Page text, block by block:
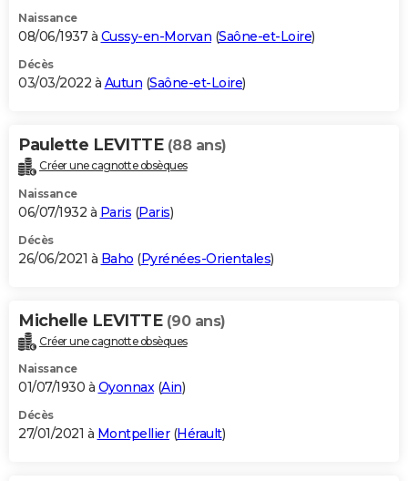
Naissance
08/06/1937 à Cussy-en-Morvan (Saône-et-Loire)
Décès
03/03/2022 à Autun (Saône-et-Loire)
Paulette LEVITTE (88 ans)
Créer une cagnotte obsèques
Naissance
06/07/1932 à Paris (Paris)
Décès
26/06/2021 à Baho (Pyrénées-Orientales)
Michelle LEVITTE (90 ans)
Créer une cagnotte obsèques
Naissance
01/07/1930 à Oyonnax(Ain)
Décès
27/01/2021 à Montpellier(Hérault)